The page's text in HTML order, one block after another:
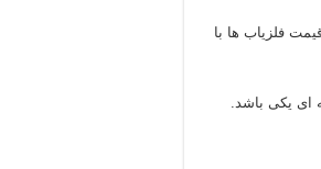
نمی کنند. قیمت فلزیاب ها با
ای یکی باشد.